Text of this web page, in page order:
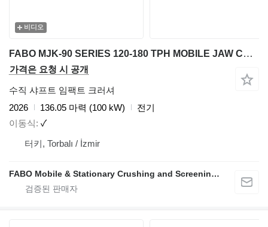
비디오
FABO MJK-90 SERIES 120-180 TPH MOBILE JAW CRUSHER PLANT
가격은 요청 시 공개
수직 샤프트 임팩트 크러셔
2026
136.05 마력 (100 kW)
전기
이동식 ✓
터키, Torbalı / İzmir
FABO Mobile & Stationary Crushing and Screening Plants | Concrete Batching Plants Manufacturer